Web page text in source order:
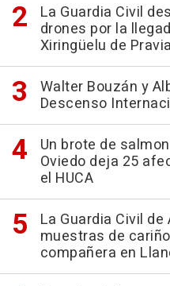
La Guardia Civil
drones por la
Xiringüelu de Pravia
Walter Bouzán y
Descenso
Un brote de
Oviedo deja 25
el HUCA
La Guardia Civil
muestras de
compañera en